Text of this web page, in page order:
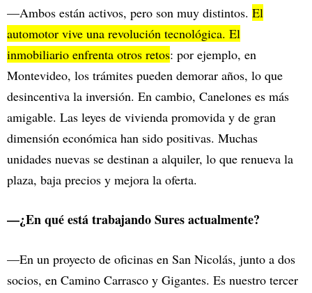
—Ambos están activos, pero son muy distintos. El
automotor vive una revolución tecnológica. El
inmobiliario enfrenta otros retos: por ejemplo, en
Montevideo, los trámites pueden demorar años, lo que
desincentiva la inversión. En cambio, Canelones es más
amigable. Las leyes de vivienda promovida y de gran
dimensión económica han sido positivas. Muchas
unidades nuevas se destinan a alquiler, lo que renueva la
plaza, baja precios y mejora la oferta.
—¿En qué está trabajando Sures actualmente?
—En un proyecto de oficinas en San Nicolás, junto a dos
socios, en Camino Carrasco y Gigantes. Es nuestro tercer